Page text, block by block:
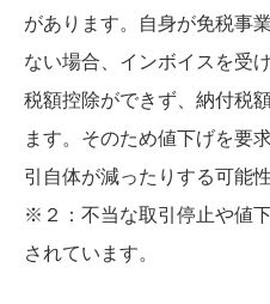
があります。自身が免税事
ない場合、インボイスを受
税額控除ができず、納付税
ます。そのため値下げを要
引自体が減ったりする可能
※２：不当な取引停止や値
されています。